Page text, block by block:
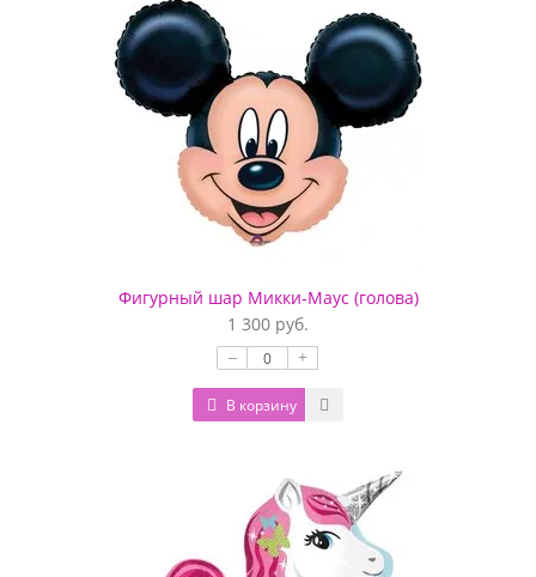
Фигурный шар Микки-Маус (голова)
1 300 руб.
– +
В корзину